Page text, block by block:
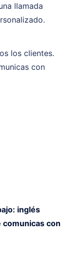
llamada
los clientes.
con
inglés
comunicas con